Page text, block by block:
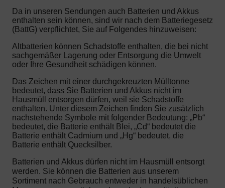
Da in unseren Sendungen auch Batterien und Akkus
enthalten sein können, sind wir nach dem Batteriegesetz
(BattG) verpflichtet, Sie auf Folgendes hinzuweisen:
Altbatterien können Schadstoffe enthalten, die bei nicht
sachgemäßer Lagerung oder Entsorgung die Umwelt
oder Ihre Gesundheit schädigen können.
Das Zeichen mit einer durchgekreuzten Mülltonne
bedeutet, dass Sie Batterien und Akkus nicht im
Hausmüll entsorgen dürfen, weil sie Schadstoffe
enthalten. Unter diesem Zeichen finden Sie zusätzlich
nachstehende Symbole mit folgender Bedeutung: „Pb“
bedeutet, die Batterie enthält Blei, „Cd“ bedeutet die
Batterie enthält Cadmium und „Hg“ bedeutet, die
Batterie enthält Quecksilber.
Batterien und Akkus dürfen nicht im Hausmüll entsorgt
werden. Sie können die Batterien aus unserem
Sortiment nach Gebrauch entweder in handelsüblichen